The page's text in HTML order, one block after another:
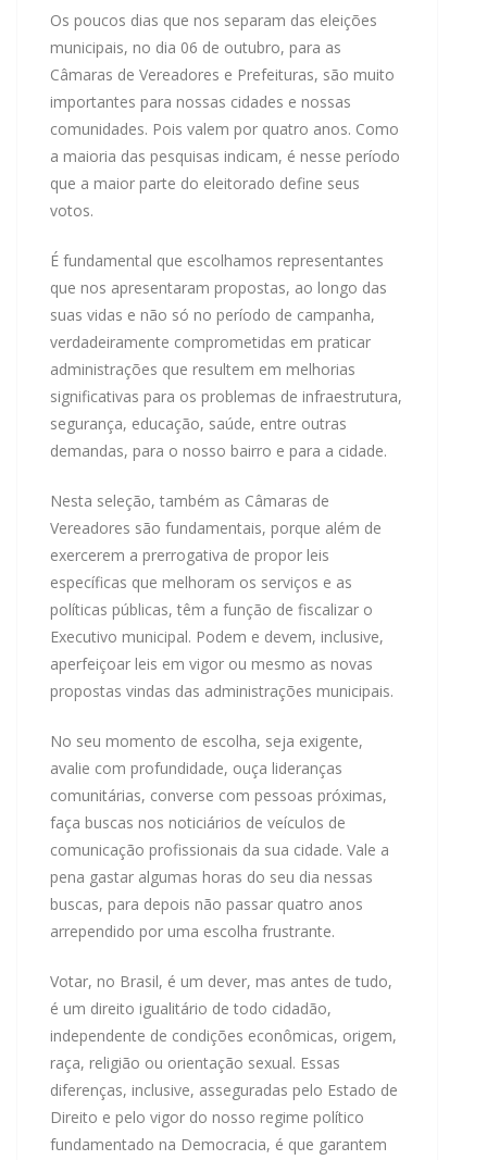
Os poucos dias que nos separam das eleições
municipais, no dia 06 de outubro, para as
Câmaras de Vereadores e Prefeituras, são muito
importantes para nossas cidades e nossas
comunidades. Pois valem por quatro anos. Como
a maioria das pesquisas indicam, é nesse período
que a maior parte do eleitorado define seus
votos.
É fundamental que escolhamos representantes
que nos apresentaram propostas, ao longo das
suas vidas e não só no período de campanha,
verdadeiramente comprometidas em praticar
administrações que resultem em melhorias
significativas para os problemas de infraestrutura,
segurança, educação, saúde, entre outras
demandas, para o nosso bairro e para a cidade.
Nesta seleção, também as Câmaras de
Vereadores são fundamentais, porque além de
exercerem a prerrogativa de propor leis
específicas que melhoram os serviços e as
políticas públicas, têm a função de fiscalizar o
Executivo municipal. Podem e devem, inclusive,
aperfeiçoar leis em vigor ou mesmo as novas
propostas vindas das administrações municipais.
No seu momento de escolha, seja exigente,
avalie com profundidade, ouça lideranças
comunitárias, converse com pessoas próximas,
faça buscas nos noticiários de veículos de
comunicação profissionais da sua cidade. Vale a
pena gastar algumas horas do seu dia nessas
buscas, para depois não passar quatro anos
arrependido por uma escolha frustrante.
Votar, no Brasil, é um dever, mas antes de tudo,
é um direito igualitário de todo cidadão,
independente de condições econômicas, origem,
raça, religião ou orientação sexual. Essas
diferenças, inclusive, asseguradas pelo Estado de
Direito e pelo vigor do nosso regime político
fundamentado na Democracia, é que garantem